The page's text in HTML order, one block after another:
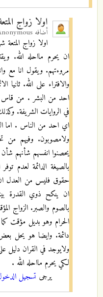
اولا زواج
أضافه
اولا زواج
ان يحرم مااحله الله.
مروءتهم. ويقول انا مع
والافتراء على الله.
احد من البشر . من
في الروايات الشريفة.
اي احد من الناس . اما
ولامصوبون. وفيهم من
يحصنوا انفسهم شأنهم
بالصيغة الدائمة لعدم
حقوق فليس من العدل
ان ينكح ذوي القدرة
بالصوم والصبر. الزواج
الحرام وهو بديل مؤقت
دائمة. وايضا هو يحل
ولايوجد في القران دليل
لكي يحرم مااحله الله .
يرجى تسجيل